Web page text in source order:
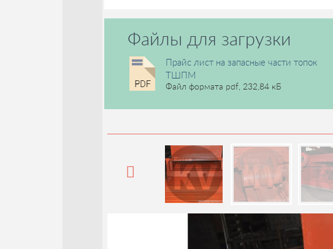
Файлы для загрузки
Прайс лист на запасные части топок
ТШПМ
Файл формата pdf, 232,84 кБ